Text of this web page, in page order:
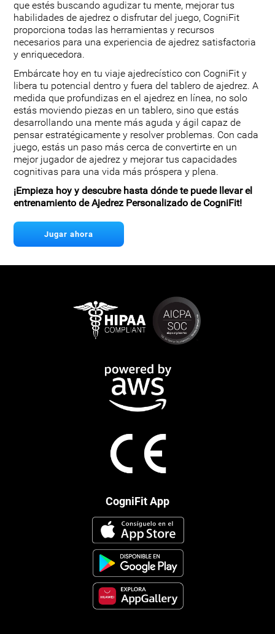
que estés buscando agudizar tu mente, mejorar tus
habilidades de ajedrez o disfrutar del juego, CogniFit
proporciona todas las herramientas y recursos
necesarios para una experiencia de ajedrez satisfactoria
y enriquecedora.
Embárcate hoy en tu viaje ajedrecístico con CogniFit y
libera tu potencial dentro y fuera del tablero de ajedrez. A
medida que profundizas en el ajedrez en línea, no solo
estás moviendo piezas en un tablero, sino que estás
desarrollando una mente más aguda y ágil capaz de
pensar estratégicamente y resolver problemas. Con cada
juego, estás un paso más cerca de convertirte en un
mejor jugador de ajedrez y mejorar tus capacidades
cognitivas para una vida más próspera y plena.
¡Empieza hoy y descubre hasta dónde te puede llevar el
entrenamiento de Ajedrez Personalizado de CogniFit!
Jugar ahora
CogniFit App